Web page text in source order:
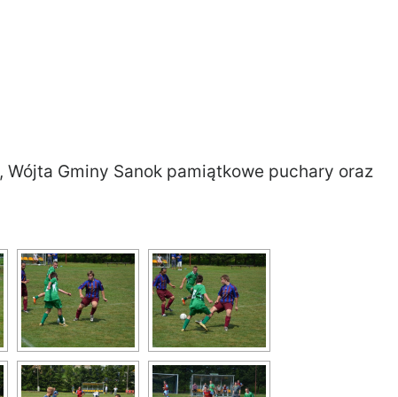
, Wójta Gminy Sanok pamiątkowe puchary oraz